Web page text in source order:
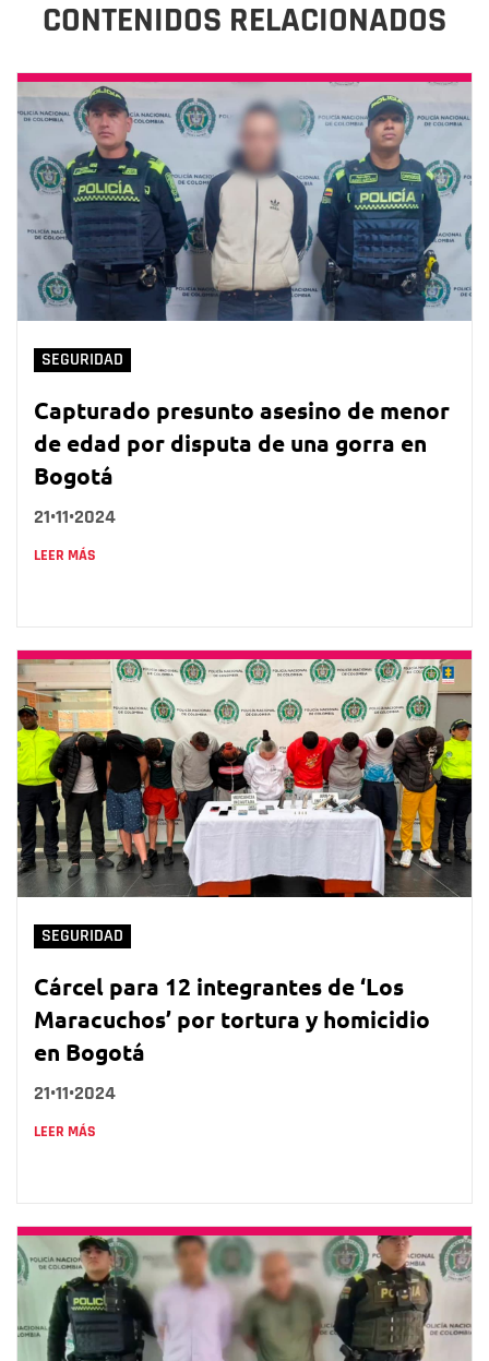
CONTENIDOS RELACIONADOS
SEGURIDAD
Capturado presunto asesino de menor
de edad por disputa de una gorra en
Bogotá
21•11•2024
LEER MÁS
SEGURIDAD
Cárcel para 12 integrantes de ‘Los
Maracuchos’ por tortura y homicidio
en Bogotá
21•11•2024
LEER MÁS